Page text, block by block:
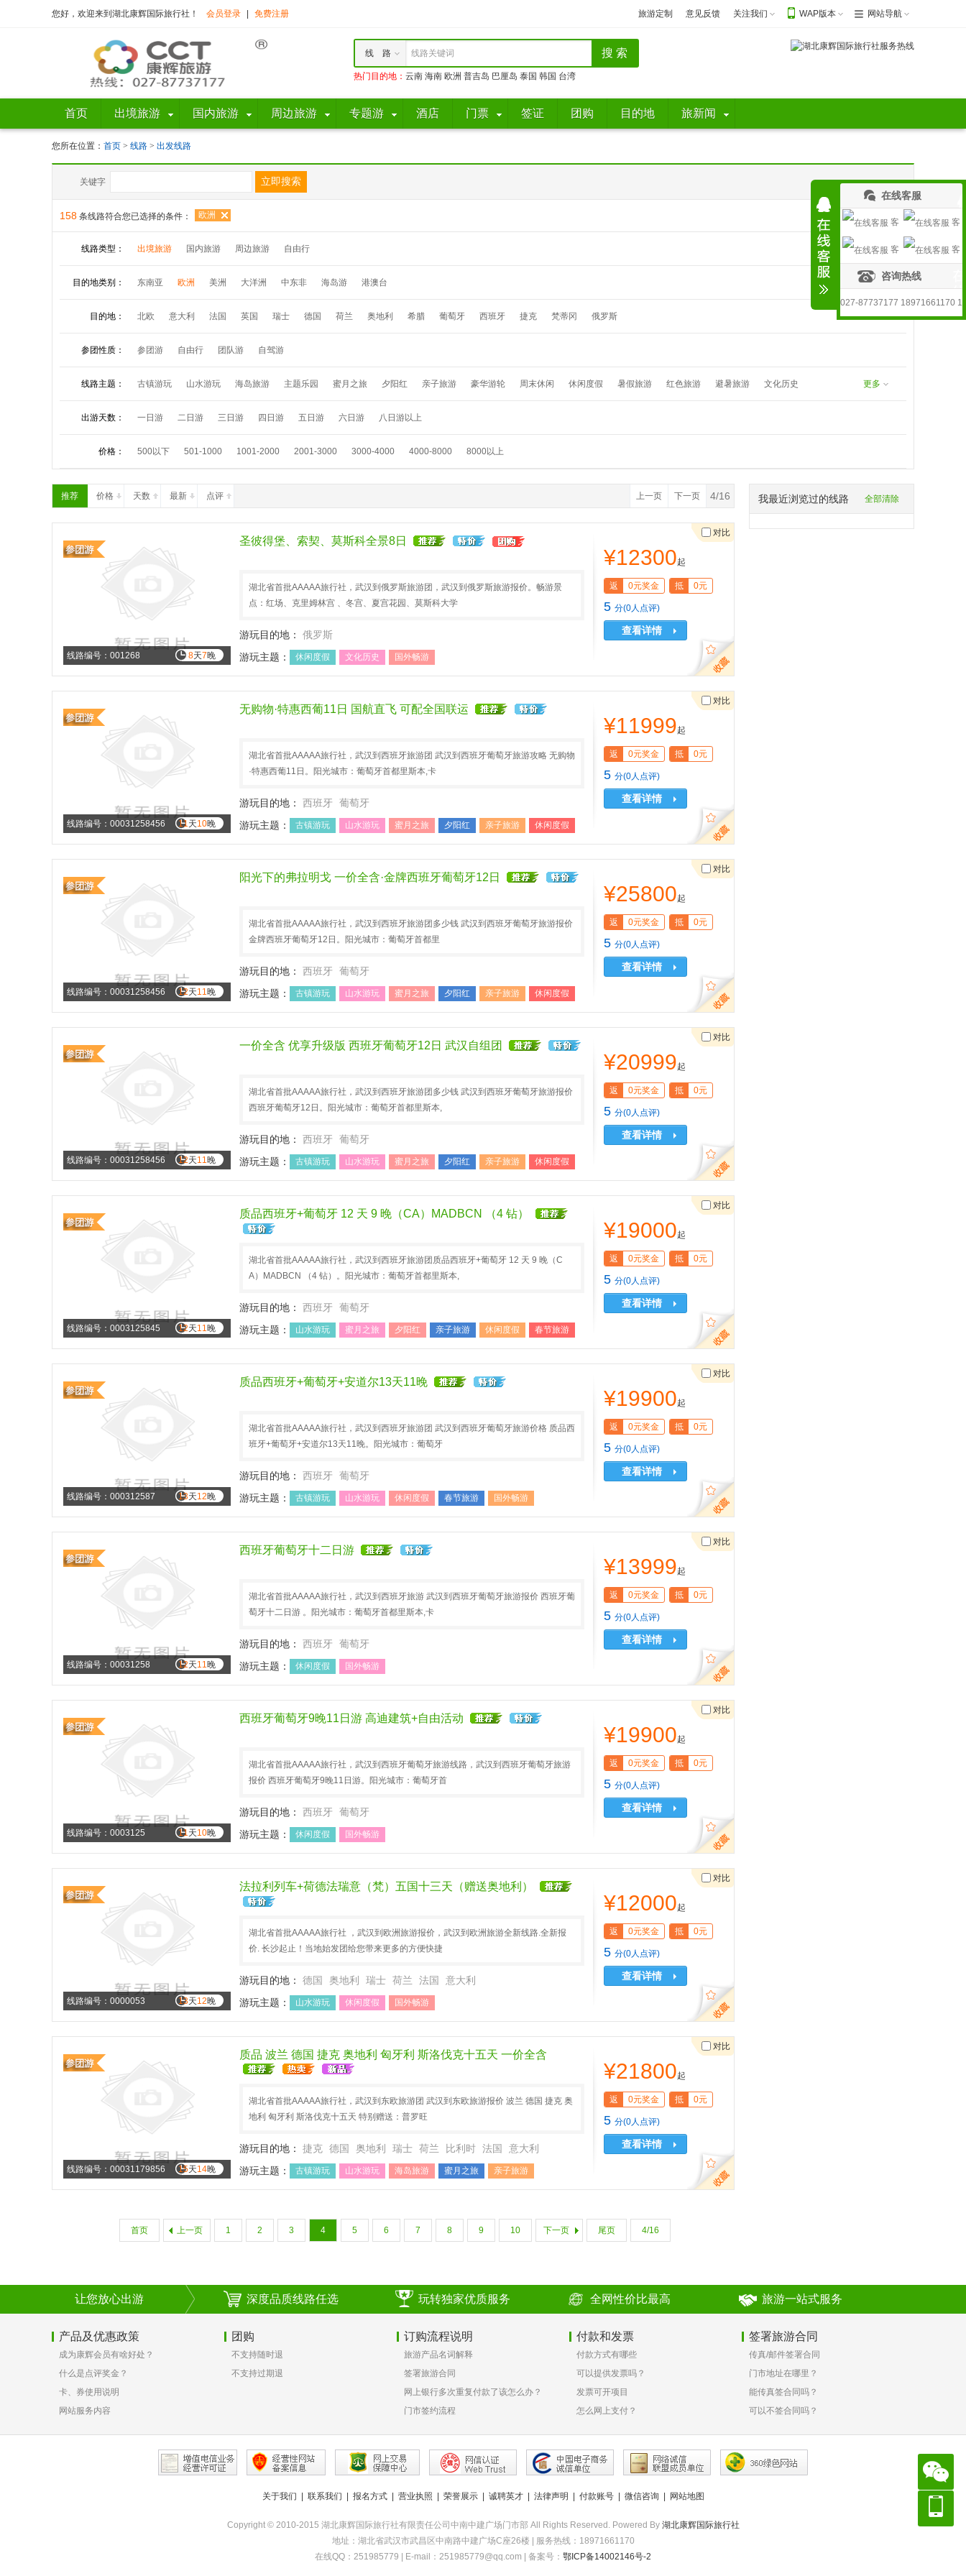
您好，欢迎来到湖北康辉国际旅行社！ 会员登录 免费注册 旅游定制 意见反馈 关注我们 WAP版本 网站导航
线路关键词
线 路
热门目的地 ： 云南 海南 欧洲 普吉岛 巴厘岛 泰国 韩国 台湾
首页 出境旅游 国内旅游 周边旅游 专题游 酒店 门票 签证 团购 目的地 旅新闻
您所在位置： 首页 > 线路 > 出发线路
关键字
158 条线路符合您已选择的条件： 欧洲
线路类型： 出境旅游 国内旅游 周边旅游 自由行
目的地类别： 东南亚 欧洲 美洲 大洋洲 中东非 海岛游 港澳台
目的地： 北欧 意大利 法国 英国 瑞士 德国 荷兰 奥地利 希腊 葡萄牙 西班牙 捷克 梵蒂冈 俄罗斯
参团性质： 参团游 自由行 团队游 自驾游
线路主题： 古镇游玩 山水游玩 海岛旅游 主题乐园 蜜月之旅 夕阳红 亲子旅游 豪华游轮 周末休闲 休闲度假 暑假旅游 红色旅游 避暑旅游 文化历史
夏令营活动 祈福朝拜 中秋小假 国庆长假 温泉养生 春节旅游
更多
出游天数： 一日游 二日游 三日游 四日游 五日游 六日游 八日游以上
价格： 500以下 501-1000 1001-2000 2001-3000 3000-4000 4000-8000 8000以上
推荐 价格 天数 最新 点评 上一页 下一页 4/16
8天7晚
线路编号：001268
圣彼得堡、索契、莫斯科全景8日
湖北省首批AAAAA旅行社，武汉到俄罗斯旅游团，武汉到俄罗斯旅游报价。畅游景
点：红场、克里姆林宫 、冬宫、夏宫花园、莫斯科大学
游玩目的地： 俄罗斯
游玩主题：
休闲度假 文化历史 国外畅游
¥12300起
返 0元奖金 抵 0元
5 分(0人点评)
查看详情
对比
11天10晚
线路编号：00031258456
无购物·特惠西葡11日 国航直飞 可配全国联运
湖北省首批AAAAA旅行社，武汉到西班牙旅游团 武汉到西班牙葡萄牙旅游攻略 无购物
·特惠西葡11日。阳光城市：葡萄牙首都里斯本,卡
游玩目的地： 西班牙
葡萄牙
游玩主题：
古镇游玩 山水游玩 蜜月之旅 夕阳红 亲子旅游
休闲度假
¥11999起
返 0元奖金 抵 0元
5 分(0人点评)
查看详情
对比
12天11晚
线路编号：00031258456
阳光下的弗拉明戈 一价全含·金牌西班牙葡萄牙12日
湖北省首批AAAAA旅行社，武汉到西班牙旅游团多少钱 武汉到西班牙葡萄牙旅游报价
金牌西班牙葡萄牙12日。阳光城市：葡萄牙首都里
游玩目的地： 西班牙
葡萄牙
游玩主题：
古镇游玩 山水游玩 蜜月之旅 夕阳红 亲子旅游
休闲度假
¥25800起
返 0元奖金 抵 0元
5 分(0人点评)
查看详情
对比
12天11晚
线路编号：00031258456
一价全含 优享升级版 西班牙葡萄牙12日 武汉自组团
湖北省首批AAAAA旅行社，武汉到西班牙旅游团多少钱 武汉到西班牙葡萄牙旅游报价
西班牙葡萄牙12日。阳光城市：葡萄牙首都里斯本,
游玩目的地： 西班牙
葡萄牙
游玩主题：
古镇游玩 山水游玩 蜜月之旅 夕阳红 亲子旅游
休闲度假
¥20999起
返 0元奖金 抵 0元
5 分(0人点评)
查看详情
对比
12天11晚
线路编号：0003125845
质品西班牙+葡萄牙 12 天 9 晚（CA）MADBCN （4 钻）
湖北省首批AAAAA旅行社，武汉到西班牙旅游团质品西班牙+葡萄牙 12 天 9 晚（C
A）MADBCN （4 钻）。阳光城市：葡萄牙首都里斯本,
游玩目的地： 西班牙
葡萄牙
游玩主题：
山水游玩 蜜月之旅 夕阳红 亲子旅游 休闲度假
春节旅游
¥19000起
返 0元奖金 抵 0元
5 分(0人点评)
查看详情
对比
13天12晚
线路编号：000312587
质品西班牙+葡萄牙+安道尔13天11晚
湖北省首批AAAAA旅行社，武汉到西班牙旅游团 武汉到西班牙葡萄牙旅游价格 质品西
班牙+葡萄牙+安道尔13天11晚。阳光城市：葡萄牙
游玩目的地： 西班牙
葡萄牙
游玩主题：
古镇游玩 山水游玩 休闲度假 春节旅游
国外畅游
¥19900起
返 0元奖金 抵 0元
5 分(0人点评)
查看详情
对比
12天11晚
线路编号：00031258
西班牙葡萄牙十二日游
湖北省首批AAAAA旅行社，武汉到西班牙旅游 武汉到西班牙葡萄牙旅游报价 西班牙葡
萄牙十二日游 。阳光城市：葡萄牙首都里斯本,卡
游玩目的地： 西班牙
葡萄牙
游玩主题：
休闲度假 国外畅游
¥13999起
返 0元奖金 抵 0元
5 分(0人点评)
查看详情
对比
11天10晚
线路编号：0003125
西班牙葡萄牙9晚11日游 高迪建筑+自由活动
湖北省首批AAAAA旅行社，武汉到西班牙葡萄牙旅游线路，武汉到西班牙葡萄牙旅游
报价 西班牙葡萄牙9晚11日游。阳光城市：葡萄牙首
游玩目的地： 西班牙
葡萄牙
游玩主题：
休闲度假 国外畅游
¥19900起
返 0元奖金 抵 0元
5 分(0人点评)
查看详情
对比
13天12晚
线路编号：0000053
法拉利列车+荷德法瑞意（梵）五国十三天（赠送奥地利）
湖北省首批AAAAA旅行社 ，武汉到欧洲旅游报价，武汉到欧洲旅游全新线路.全新报
价. 长沙起止！当地始发团给您带来更多的方便快捷
游玩目的地： 德国 奥地利 瑞士 荷兰 法国
意大利
游玩主题：
山水游玩 休闲度假 国外畅游
¥12000起
返 0元奖金 抵 0元
5 分(0人点评)
查看详情
对比
15天14晚
线路编号：00031179856
质品 波兰 德国 捷克 奥地利 匈牙利 斯洛伐克十五天 一价全含
湖北省首批AAAAA旅行社，武汉到东欧旅游团 武汉到东欧旅游报价 波兰 德国 捷克 奥
地利 匈牙利 斯洛伐克十五天 特别赠送：普罗旺
游玩目的地： 捷克 德国 奥地利 瑞士 荷兰 比利时 法国
意大利
游玩主题：
古镇游玩 山水游玩 海岛旅游 蜜月之旅
亲子旅游
¥21800起
返 0元奖金 抵 0元
5 分(0人点评)
查看详情
对比
首页 上一页 1 2 3 4 5 6 7 8 9 10 下一页 尾页 4/16
全部清除
我最近浏览过的线路
让您放心出游 深度品质线路任选 玩转独家优质服务 全网性价比最高 旅游一站式服务
产品及优惠政策
成为康辉会员有啥好处？
什么是点评奖金？
卡、券使用说明
网站服务内容
团购
不支持随时退
不支持过期退
订购流程说明
旅游产品名词解释
签署旅游合同
网上银行多次重复付款了该怎么办？
门市签约流程
付款和发票
付款方式有哪些
可以提供发票吗？
发票可开项目
怎么网上支付？
签署旅游合同
传真/邮件签署合同
门市地址在哪里？
能传真签合同吗？
可以不签合同吗？
关于我们 联系我们 报名方式 营业执照 荣誉展示 诚聘英才 法律声明 付款账号 微信咨询 网站地图
Copyright © 2010-2015 湖北康辉国际旅行社有限责任公司中南中建广场门市部 All Rights Reserved. Powered By 湖北康辉国际旅行社
地址：湖北省武汉市武昌区中南路中建广场C座26楼 | 服务热线：18971661170
在线QQ：251985779 | E-mail：251985779@qq.com | 备案号： 鄂ICP备14002146号-2
在线客服
客
服1
客
服2
客
服3
客
咨询热线
027-87737177 18971661170 1